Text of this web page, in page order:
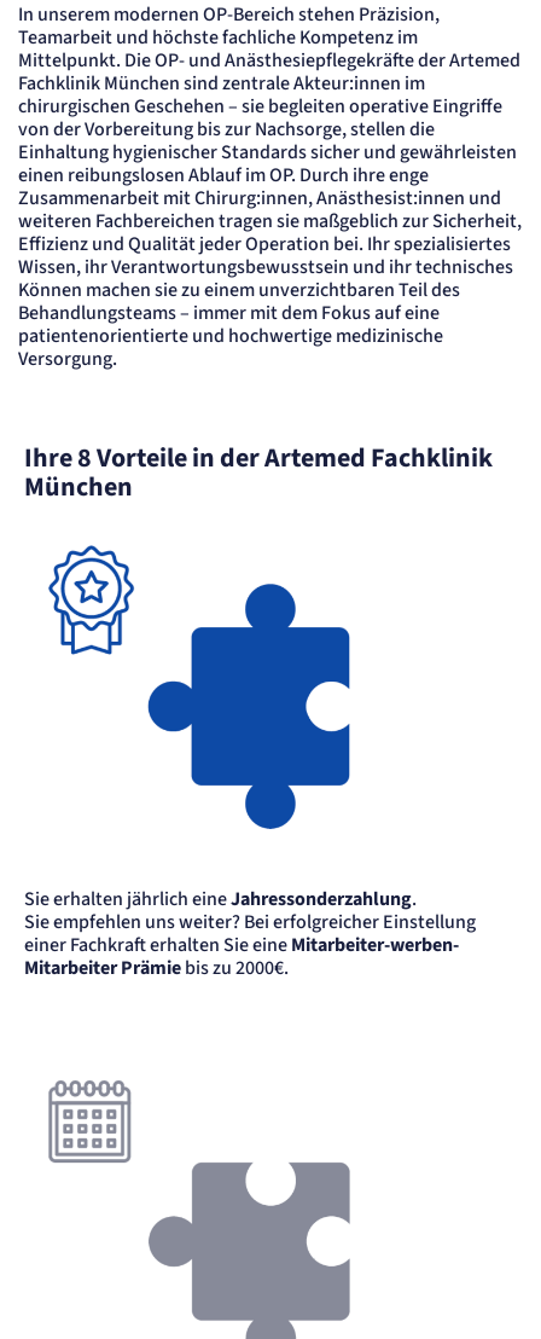
In unserem modernen OP-Bereich stehen Präzision,
Teamarbeit und höchste fachliche Kompetenz im
Mittelpunkt. Die OP- und Anästhesiepflegekräfte der Artemed
Fachklinik München sind zentrale Akteur:innen im
chirurgischen Geschehen – sie begleiten operative Eingriffe
von der Vorbereitung bis zur Nachsorge, stellen die
Einhaltung hygienischer Standards sicher und gewährleisten
einen reibungslosen Ablauf im OP. Durch ihre enge
Zusammenarbeit mit Chirurg:innen, Anästhesist:innen und
weiteren Fachbereichen tragen sie maßgeblich zur Sicherheit,
Effizienz und Qualität jeder Operation bei. Ihr spezialisiertes
Wissen, ihr Verantwortungsbewusstsein und ihr technisches
Können machen sie zu einem unverzichtbaren Teil des
Behandlungsteams – immer mit dem Fokus auf eine
patientenorientierte und hochwertige medizinische
Versorgung.
Ihre 8 Vorteile in der Artemed Fachklinik
München
Sie erhalten jährlich eineJahressonderzahlung.
Sie empfehlen uns weiter? Bei erfolgreicher Einstellung
einer Fachkraft erhalten Sie eineMitarbeiter-werben-
Mitarbeiter Prämiebis zu 2000€.
erforderlich.
etracker Sitzungs-Cookie
Name:
et_oi_v2
Anbieter:
etracker GmbH
Zweck:
Opt-In Cookie speichert die Entscheidung des Besuchers, wenn auf der Seite des
Kunden das Tracking Opt-In ausgespielt wird. Wird auch für ein eventuelles Opt-Out
verwendet.
Cookie Laufzeit:
"no" - 50 Jahre, "yes" - 480 Tage
Content-Management-System-
fe_typo_user
Anbieter:
TYPO3
Cookie Laufzeit:
Session
Sitzungs-Cookie
Behält die Zustände des Benutzers bei allen Seitenanfragen bei.
Name:
cookie_consent
Anbieter:
Cookie Laufzeit:
1 Jahr
STATISTIK
Statistik Cookies erfassen Informationen
anonym. Diese Informationen helfen uns
zu verstehen, wie unsere Besucher unsere
Website nutzen.
Matelso Telefontracking